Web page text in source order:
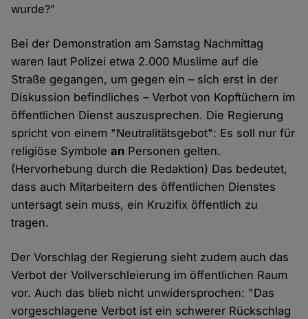
wurde?"
Bei der Demonstration am Samstag Nachmittag
waren laut Polizei etwa 2.000 Muslime auf die
Straße gegangen, um gegen ein – sich erst in der
Diskussion befindliches – Verbot von Kopftüchern im
öffentlichen Dienst auszusprechen. Die Regierung
spricht von einem "Neutralitätsgebot": Es soll nur für
religiöse Symbolean Personen gelten.
(Hervorhebung durch die Redaktion) Das bedeutet,
dass auch Mitarbeitern des öffentlichen Dienstes
untersagt sein muss, ein Kruzifix öffentlich zu
tragen.
Der Vorschlag der Regierung sieht zudem auch das
Verbot der Vollverschleierung im öffentlichen Raum
vor. Auch das blieb nicht unwidersprochen: "Das
vorgeschlagene Verbot ist ein schwerer Rückschlag